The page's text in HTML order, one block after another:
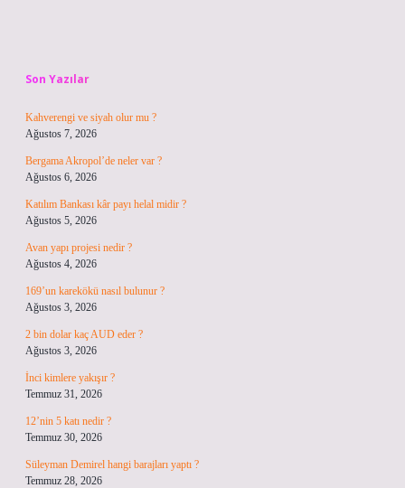
Son Yazılar
Kahverengi ve siyah olur mu ?
Ağustos 7, 2026
Bergama Akropol’de neler var ?
Ağustos 6, 2026
Katılım Bankası kâr payı helal midir ?
Ağustos 5, 2026
Avan yapı projesi nedir ?
Ağustos 4, 2026
169’un karekökü nasıl bulunur ?
Ağustos 3, 2026
2 bin dolar kaç AUD eder ?
Ağustos 3, 2026
İnci kimlere yakışır ?
Temmuz 31, 2026
12’nin 5 katı nedir ?
Temmuz 30, 2026
Süleyman Demirel hangi barajları yaptı ?
Temmuz 28, 2026